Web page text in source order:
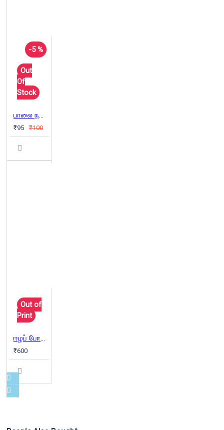
-5 %
Out
Of
Stock
பாலை நண்டுகள்: இலங்கைப் பெண் எழுத்தாளர்களின் சிறுகதைகள்
₹95 ₹100
Out of
Print
ஈழப் போராட்டத்தில் எனது சாட்சியம்
₹600